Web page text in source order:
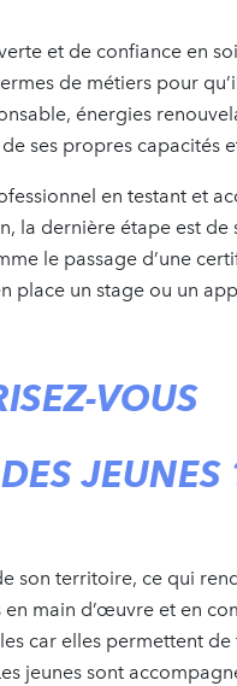
et de confiance en
de métiers pour
énergies
ses propres capacités
en testant et
la dernière étape est
le passage d’une
place un stage ou un
VOUS
JEUNES
son territoire, ce qui
main d’œuvre et en
car elles permettent
jeunes sont